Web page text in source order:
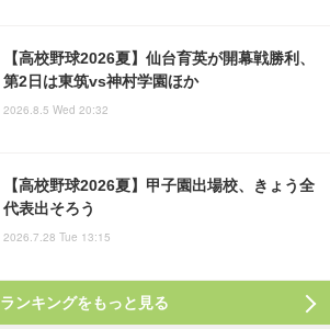
【高校野球2026夏】仙台育英が開幕戦勝利、
第2日は東筑vs神村学園ほか
2026.8.5 Wed 20:32
【高校野球2026夏】甲子園出場校、きょう全
代表出そろう
2026.7.28 Tue 13:15
ランキングをもっと見る